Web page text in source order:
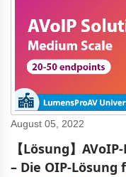
August 05, 2022
【Lösung】
– Die OIP-Lösung